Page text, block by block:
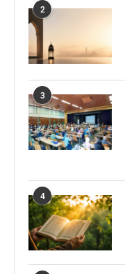
2
3
4